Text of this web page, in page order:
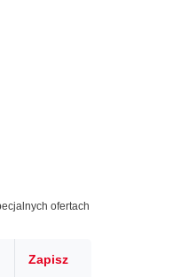
ofertach
Zapisz